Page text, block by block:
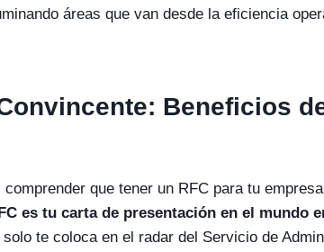
áreas que van desde la eficiencia
Beneficios
que tener un RFC para tu
es tu carta de presentación en el mundo
te coloca en el radar del Servicio de